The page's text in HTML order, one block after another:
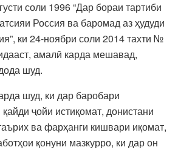
соли 1996 “Дар бораи тартиби
Россия ва баромад аз ҳудуди
ки 24-ноябри соли 2014 тахти №
амалӣ карда мешавад,
шуд.
шуд, ки дар баробари
ҷойи истиқомат, донистани
ва фарҳанги кишвари иқомат,
қонуни мазкурро, ки дар он